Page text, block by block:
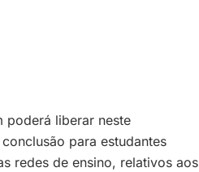
poderá liberar neste
para estudantes
redes de ensino, relativos aos